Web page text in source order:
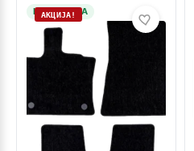
НА ЗАЛИХА
АКЦИЈА!